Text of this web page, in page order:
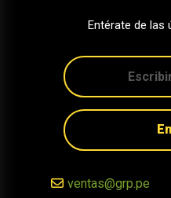
Entérate de las
ventas@grp.pe